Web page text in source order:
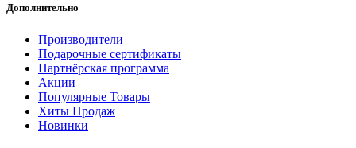
Дополнительно
Производители
Подарочные сертификаты
Партнёрская программа
Акции
Популярные Товары
Хиты Продаж
Новинки